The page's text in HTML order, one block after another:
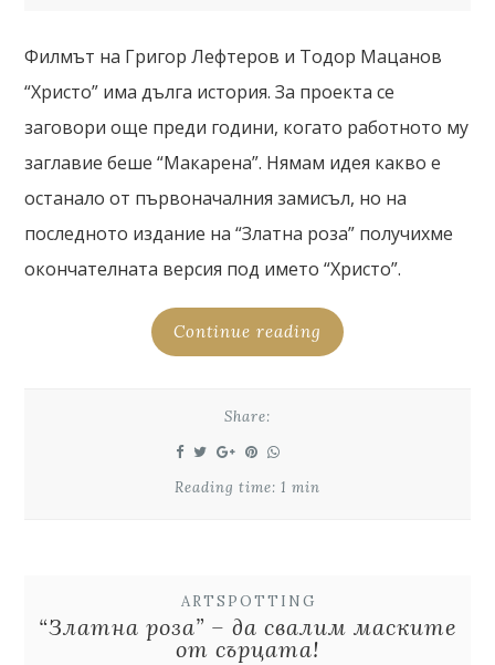
Филмът на Григор Лефтеров и Тодор Мацанов
“Христо” има дълга история. За проекта се
заговори още преди години, когато работното му
заглавие беше “Макарена”. Нямам идея какво е
останало от първоначалния замисъл, но на
последното издание на “Златна роза” получихме
окончателната версия под името “Христо”.
Continue reading
Share:
Reading time: 1 min
ARTSPOTTING
“Златна роза” – да свалим маските
от сърцата!